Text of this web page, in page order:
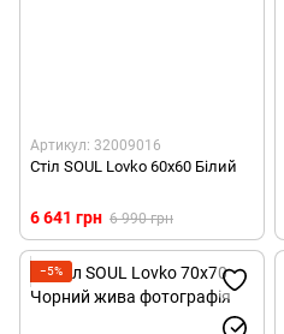
Артикул: 32009016
Стіл SOUL Lovko 60x60 Білий
6 641 грн 6 990 грн
−5%